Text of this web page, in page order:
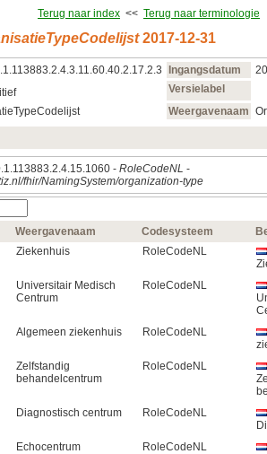
Terug naar index << Terug naar terminologie
2017‑12‑31
Ingangsdatum
Versielabel
Weergavenaam
- RoleCodeNL -
fhir/NamingSystem/organization-type
Weergavenaam Codesysteem
Ziekenhuis
RoleCodeNL
Universitair Medisch
Centrum
RoleCodeNL
Algemeen ziekenhuis
RoleCodeNL
Zelfstandig
behandelcentrum
RoleCodeNL
Diagnostisch centrum
RoleCodeNL
Echocentrum
RoleCodeNL